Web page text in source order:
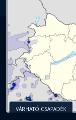
VÁRHATÓ CSAPADÉK